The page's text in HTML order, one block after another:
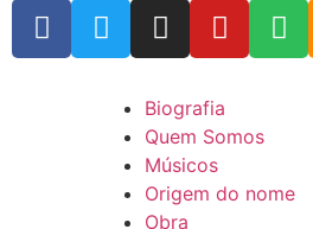
Biografia
Quem Somos
Músicos
Origem do nome
Obra